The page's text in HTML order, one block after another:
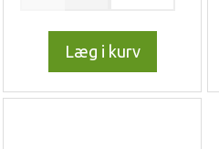
Læg i kurv